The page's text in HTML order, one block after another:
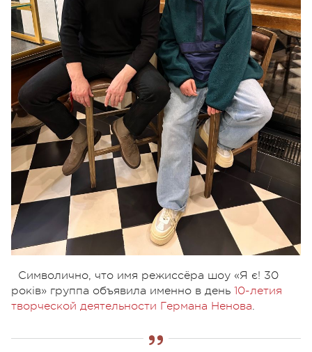
Символично, что имя режиссёра шоу «Я є! 30
років» группа объявила именно в день 10-летия
творческой деятельности Германа Ненова.